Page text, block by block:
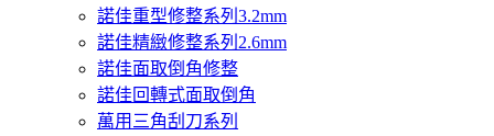
諾佳重型修整系列3.2mm
諾佳精緻修整系列2.6mm
諾佳面取倒角修整
諾佳回轉式面取倒角
萬用三角刮刀系列